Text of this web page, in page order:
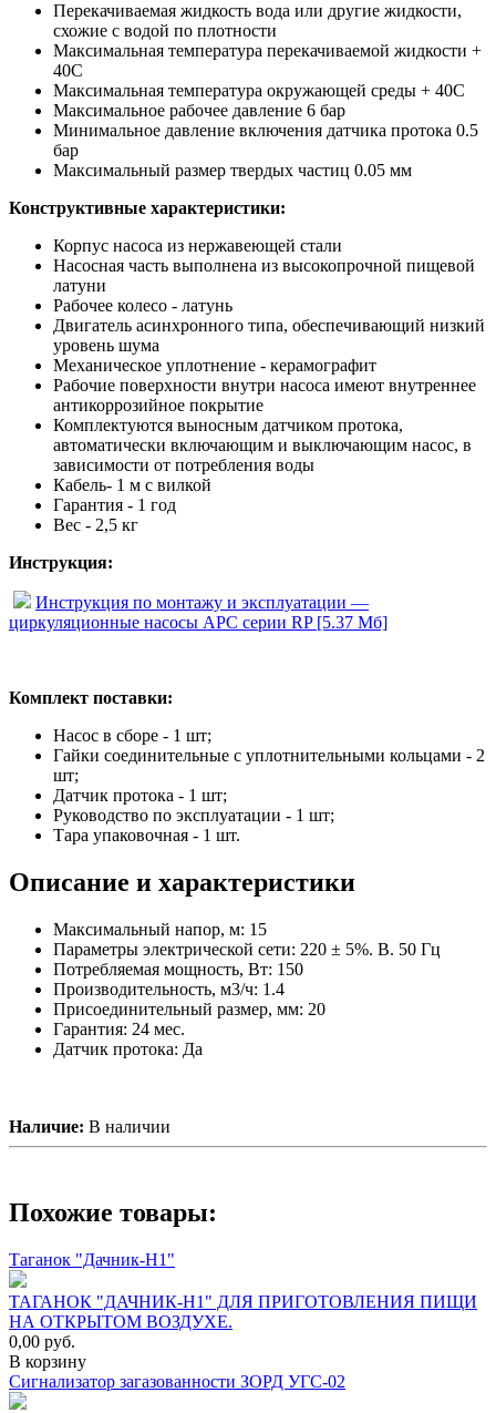
Перекачиваемая жидкость вода или другие жидкости,
схожие с водой по плотности
Максимальная температура перекачиваемой жидкости +
40С
Максимальная температура окружающей среды + 40С
Максимальное рабочее давление 6 бар
Минимальное давление включения датчика протока 0.5
бар
Максимальный размер твердых частиц 0.05 мм
Конструктивные характеристики:
Корпус насоса из нержавеющей стали
Насосная часть выполнена из высокопрочной пищевой
латуни
Рабочее колесо - латунь
Двигатель асинхронного типа, обеспечивающий низкий
уровень шума
Механическое уплотнение - керамографит
Рабочие поверхности внутри насоса имеют внутреннее
антикоррозийное покрытие
Комплектуются выносным датчиком протока,
автоматически включающим и выключающим насос, в
зависимости от потребления воды
Кабель- 1 м с вилкой
Гарантия - 1 год
Вес - 2,5 кг
Инструкция:
Инструкция по монтажу и эксплуатации —
циркуляционные насосы APC серии RP [5.37 Мб]
Комплект поставки:
Насос в сборе - 1 шт;
Гайки соединительные с уплотнительными кольцами - 2
шт;
Датчик протока - 1 шт;
Руководство по эксплуатации - 1 шт;
Тара упаковочная - 1 шт.
Описание и характеристики
Максимальный напор, м: 15
Параметры электрической сети: 220 ± 5%. В. 50 Гц
Потребляемая мощность, Вт: 150
Производительность, м3/ч: 1.4
Присоединительный размер, мм: 20
Гарантия: 24 мес.
Датчик протока: Да
Наличие: В наличии
Похожие товары:
Таганок "Дачник-Н1"
ТАГАНОК "ДАЧНИК-Н1" ДЛЯ ПРИГОТОВЛЕНИЯ ПИЩИ
НА ОТКРЫТОМ ВОЗДУХЕ.
0,00 руб.
В корзину
Сигнализатор загазованности ЗОРД УГС-02